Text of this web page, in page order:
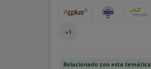
+1
Relacionado con esta temática